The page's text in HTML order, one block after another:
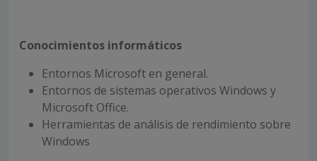
Conocimientos informáticos
Entornos Microsoft en general.
Entornos de sistemas operativos Windows y
Microsoft Office.
Herramientas de análisis de rendimiento sobre
Windows